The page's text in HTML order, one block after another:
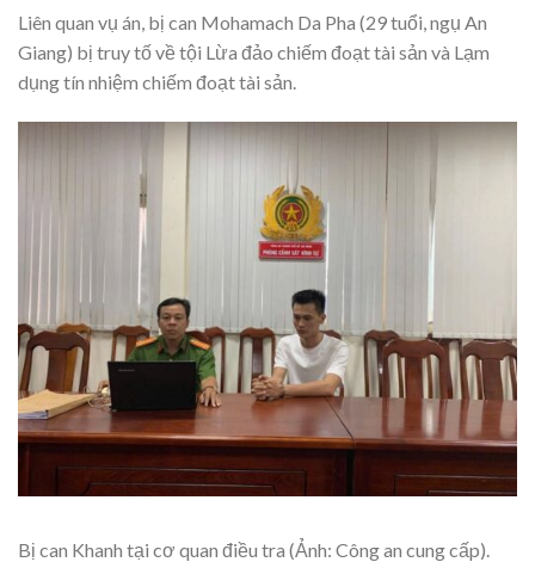
Liên quan vụ án, bị can Mohamach Da Pha (29 tuổi, ngụ An
Giang) bị truy tố về tội Lừa đảo chiếm đoạt tài sản và Lạm
dụng tín nhiệm chiếm đoạt tài sản.
Bị can Khanh tại cơ quan điều tra (Ảnh: Công an cung cấp).